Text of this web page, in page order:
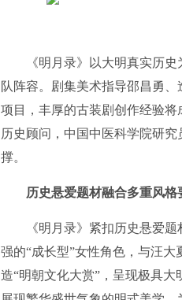
《明月录》以大明真实历
队阵容。剧集美术指导邵昌勇
项目，丰厚的古装剧创作经验
历史顾问，中国中医科学院研
撑。
历史悬爱题材融合多重风
《明月录》紧扣历史悬爱
强的“成长型”女性角色，与汪
造“明朝文化大赏”，呈现极具